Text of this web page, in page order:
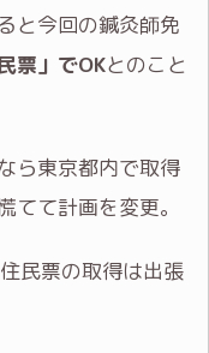
と今回の鍼灸師免
票」でOKとのこと
ら東京都内で取得
て計画を変更。
民票の取得は出張